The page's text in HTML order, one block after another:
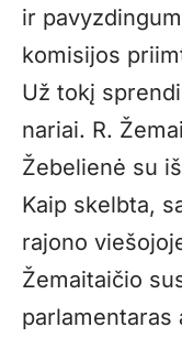
ir
komisijos
Už tokį
nariai. R.
Žebelienė su
Kaip skelbta,
rajono
Žemaitaičio
parlamentaras